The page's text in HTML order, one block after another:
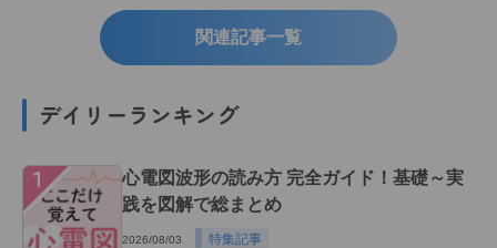
関連記事一覧
デイリーランキング
１
心電図波形の読み方 完全ガイド！基礎～実
践を図解で総まとめ
2026/08/03 特集記事